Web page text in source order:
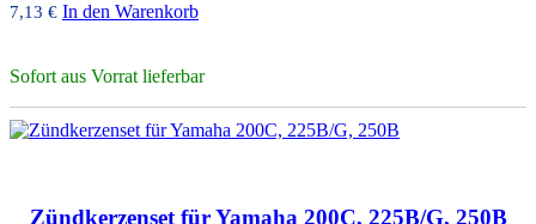
7,13 € In den Warenkorb
Sofort aus Vorrat lieferbar
Zündkerzenset für Yamaha 200C, 225B/G, 250B